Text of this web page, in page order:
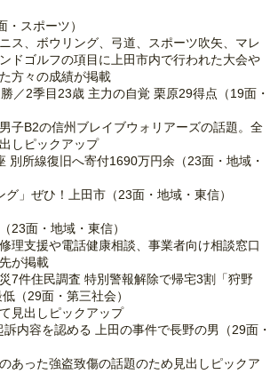
スポーツ）
ス、ボウリング、弓道、スポーツ吹矢、マレ
ドゴルフの項目に上田市内で行われた大会や
方々の成績が掲載
／2季目23歳 主力の自覚 栗原29得点（19面・
子B2の信州ブレイブウォリアーズの話題。全
しピックアップ
別所線復旧へ寄付1690万円余（23面・地域・
」ぜひ！上田市（23面・地域・東信）
23面・地域・東信）
理支援や電話健康相談、事業者向け相談窓口
が掲載
7件住民調査 特別警報解除で帰宅3割「狩野
（29面・第三社会）
見出しピックアップ
内容を認める 上田の事件で長野の男（29面・
あった強盗致傷の話題のため見出しピックア